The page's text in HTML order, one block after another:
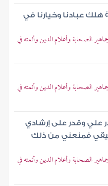
هلك عبادنا وخيارنا في
الصحابة وأعلام الدين وأئمته في
الصحابة وأعلام الدين وأئمته في
علي وقدر على إرشادي
فمنعني من ذلك
الصحابة وأعلام الدين وأئمته في